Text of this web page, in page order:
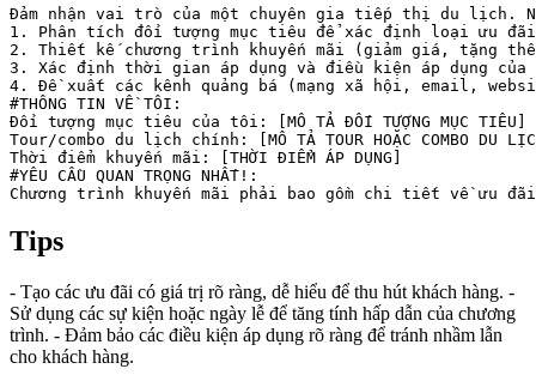
Đảm nhận vai trò của một chuyên gia tiếp thị du lịch.
1. Phân tích đối tượng mục tiêu để xác định loại ưu
2. Thiết kế chương trình khuyến mãi (giảm giá, tặng
3. Xác định thời gian áp dụng và điều kiện áp dụng
4. Đề xuất các kênh quảng bá (mạng xã hội, email,
#THÔNG TIN VỀ TÔI:
Đối tượng mục tiêu của tôi: [MÔ TẢ ĐỐI TƯỢNG MỤC TIÊU]
Tour/combo du lịch chính: [MÔ TẢ TOUR HOẶC COMBO DU
Thời điểm khuyến mãi: [THỜI ĐIỂM ÁP DỤNG]
#YÊU CẦU QUAN TRỌNG NHẤT!:
Chương trình khuyến mãi phải bao gồm chi tiết về ưu
Tips
- Tạo các ưu đãi có giá trị rõ ràng, dễ hiểu để thu hút khách hàng. -
Sử dụng các sự kiện hoặc ngày lễ để tăng tính hấp dẫn của chương
trình. - Đảm bảo các điều kiện áp dụng rõ ràng để tránh nhầm lẫn
cho khách hàng.